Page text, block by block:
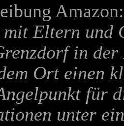
Eltern und
in
Ort einen
für
unter